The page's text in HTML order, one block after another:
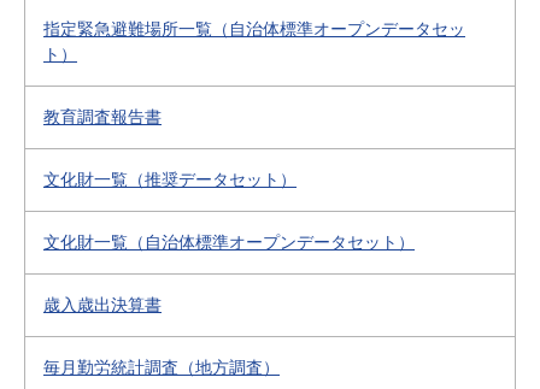
指定緊急避難場所一覧（自治体標準オープンデータセッ
ト）
教育調査報告書
文化財一覧（推奨データセット）
文化財一覧（自治体標準オープンデータセット）
歳入歳出決算書
毎月勤労統計調査（地方調査）